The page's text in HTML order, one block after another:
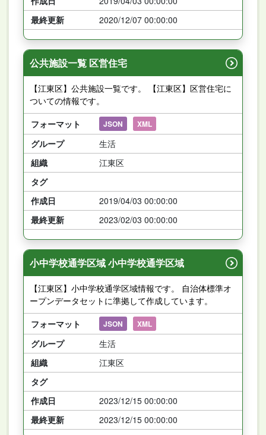
最終更新
2020/12/07 00:00:00
公共施設一覧 区営住宅
【江東区】公共施設一覧です。 【江東区】区営住宅に
ついての情報です。
フォーマット
JSON XML
グループ
生活
組織
江東区
タグ
作成日
2019/04/03 00:00:00
最終更新
2023/02/03 00:00:00
小中学校通学区域 小中学校通学区域
【江東区】小中学校通学区域情報です。 自治体標準オ
ープンデータセットに準拠して作成しています。
フォーマット
JSON XML
グループ
生活
組織
江東区
タグ
作成日
2023/12/15 00:00:00
最終更新
2023/12/15 00:00:00